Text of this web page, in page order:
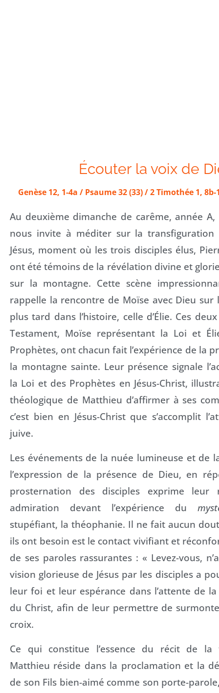
Écouter la voix de
Genèse 12, 1-4a / Psaume 32 (33) / 2 Timothée 1,
Au deuxième dimanche de carême, année A,
nous invite à méditer sur la transfiguration
Jésus, moment où les trois disciples élus,
ont été témoins de la révélation divine et
sur la montagne. Cette scène
rappelle la rencontre de Moïse avec Dieu sur
plus tard dans l’histoire, celle d’Élie. Ces
Testament, Moïse représentant la Loi et
Prophètes, ont chacun fait l’expérience de la
la montagne sainte. Leur présence signale
la Loi et des Prophètes en Jésus-Christ,
théologique de Matthieu d’affirmer à ses
c’est bien en Jésus-Christ que s’accomplit
juive.
Les événements de la nuée lumineuse et de
l’expression de la présence de Dieu, en
prosternation des disciples exprime leur
admiration devant l’expérience du
stupéfiant, la théophanie. Il ne fait aucun
ils ont besoin est le contact vivifiant et
de ses paroles rassurantes : « Levez-vous,
vision glorieuse de Jésus par les disciples a
leur foi et leur espérance dans l’attente de
du Christ, afin de leur permettre de
croix.
Ce qui constitue l’essence du récit de la
Matthieu réside dans la proclamation et la
de son Fils bien-aimé comme son porte-